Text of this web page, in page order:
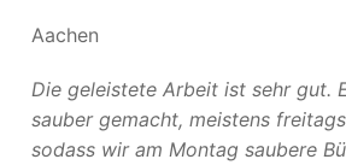
Aachen
Die geleistete Arbeit ist sehr gut.
sauber gemacht, meistens
sodass wir am Montag saubere